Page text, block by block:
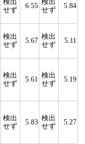
検出
せず
6.55
検出
せず
5.84
検出
せず
5.67
検出
せず
5.11
検出
せず
5.61
検出
せず
5.19
検出
せず
5.83
検出
せず
5.27